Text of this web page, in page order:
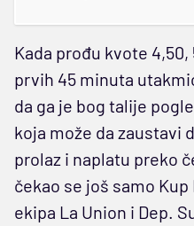
Kada prođu kvote 4,50,
prvih 45 minuta
da ga je bog talije
koja može da zaustavi
prolaz i naplatu preko
čekao se još samo
ekipa La Union i Dep.